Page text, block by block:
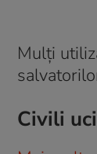
Mulți
Civili